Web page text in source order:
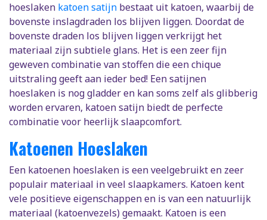
hoeslaken katoen satijn bestaat uit katoen, waarbij de
bovenste inslagdraden los blijven liggen. Doordat de
bovenste draden los blijven liggen verkrijgt het
materiaal zijn subtiele glans. Het is een zeer fijn
geweven combinatie van stoffen die een chique
uitstraling geeft aan ieder bed! Een satijnen
hoeslaken is nog gladder en kan soms zelf als glibberig
worden ervaren, katoen satijn biedt de perfecte
combinatie voor heerlijk slaapcomfort.
Katoenen Hoeslaken
Een katoenen hoeslaken is een veelgebruikt en zeer
populair materiaal in veel slaapkamers. Katoen kent
vele positieve eigenschappen en is van een natuurlijk
materiaal (katoenvezels) gemaakt. Katoen is een